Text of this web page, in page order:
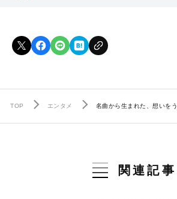
TOP エンタメ 名曲から生まれた、想いを
関連記事